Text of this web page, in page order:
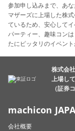
参加申し込みまで、あ
マザーズに上場した株
ているため、安心して
パーティー、趣味コン
たにピッタリのイベン
株式会
上場し
（証券
machicon
会社概要